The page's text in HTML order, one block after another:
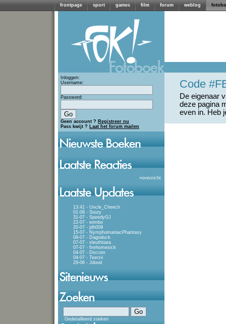
frontpage sport games film forum weblog
Inloggen:
Username:
Password:
Geen account ? Registreer nu
Pass kwijt ? Laat het forum mailen
»overzicht
13:41 - Uncle_Cheech
01-08 - Soury
31-07 - SpeedyGJ
22-07 - wimbo
20-07 - jdh009
15-07 - NymphomaniacPhantasy
09-07 - Dagoduck
07-07 - sleuthtiara
07-07 - firehomesick
04-07 - Divcom
04-07 - Teerzii
29-06 - Jdood
Gedetailleerd zoeken
Code
De eigenaar
deze pagina
even in. Heb